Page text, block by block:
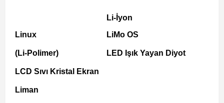
Linux
(Li-Polimer)
LCD Sıvı Kristal Ekran
Liman
Li-İyon
LiMo OS
LED Işık Yayan Diyot